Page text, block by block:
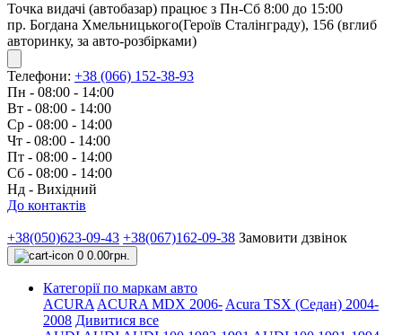
Точка видачі (автобазар) працює з Пн-Сб 8:00 до 15:00
пр. Богдана Хмельницького(Героїв Сталінграду), 156 (вглиб
авторинку, за авто-розбірками)
Телефони: +38 (066) 152-38-93
Пн - 08:00 - 14:00
Вт - 08:00 - 14:00
Ср - 08:00 - 14:00
Чт - 08:00 - 14:00
Пт - 08:00 - 14:00
Сб - 08:00 - 14:00
Нд - Вихідний
До контактів
+38(050)623-09-43 +38(067)162-09-38 Замовити дзвінок
0 0.00грн.
Категорії по маркам авто
ACURA ACURA MDX 2006- Acura TSX (Седан) 2004-
2008 Дивитися все